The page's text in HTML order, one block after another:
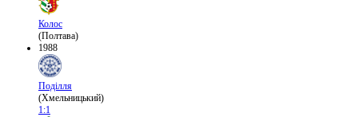
Колос
(Полтава)
1988
Поділля
(Хмельницький)
1:1